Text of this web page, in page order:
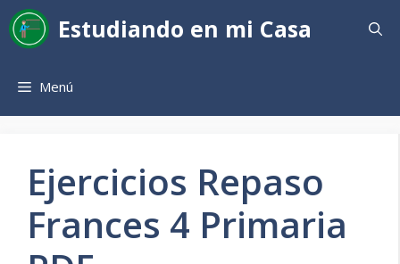
Saltar
al
contenido
Estudiando en mi Casa
Menú
Ejercicios Repaso
Frances 4 Primaria